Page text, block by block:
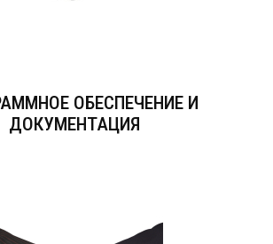
ОБЕСПЕЧЕНИЕ И
ДОКУМЕНТАЦИЯ